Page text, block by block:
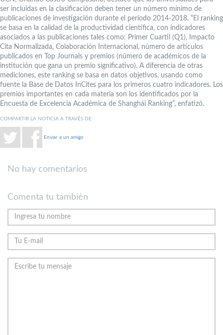
ser incluidas en la clasificación deben tener un número mínimo de
publicaciones de investigación durante el período 2014-2018. “El ranking
se basa en la calidad de la productividad científica, con indicadores
asociados a las publicaciones tales como: Primer Cuartil (Q1), Impacto
Cita Normalizada, Colaboración Internacional, número de artículos
publicados en Top Journals y premios (número de académicos de la
institución que gana un premio significativo). A diferencia de otras
mediciones, este ranking se basa en datos objetivos, usando como
fuente la Base de Datos InCites para los primeros cuatro indicadores. Los
premios importantes en cada materia son los identificados por la
Encuesta de Excelencia Académica de Shanghái Ranking”, enfatizó.
COMPARTIR LA NOTICIA A TRAVÉS DE:
Enviar a un amigo
No hay comentarios
Comenta tu también